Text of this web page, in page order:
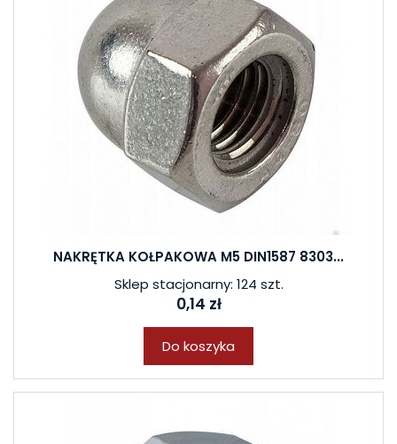
NAKRĘTKA KOŁPAKOWA M5 DIN1587 8303...
Sklep stacjonarny: 124 szt.
0,14 zł
Do koszyka